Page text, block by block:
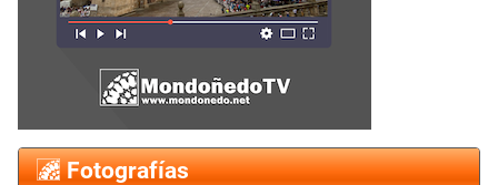
Fotografías